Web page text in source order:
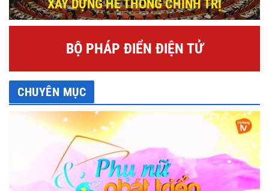
XÂY DỰNG HỆ THỐNG CHÍNH TRỊ
BỘ PHÁP ĐIỂN ĐIỆN TỬ
CHUYÊN MỤC